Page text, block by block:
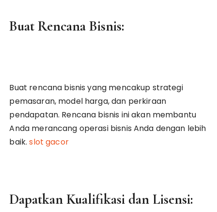
Buat Rencana Bisnis:
Buat rencana bisnis yang mencakup strategi
pemasaran, model harga, dan perkiraan
pendapatan. Rencana bisnis ini akan membantu
Anda merancang operasi bisnis Anda dengan lebih
baik.slot gacor
Dapatkan Kualifikasi dan Lisensi: